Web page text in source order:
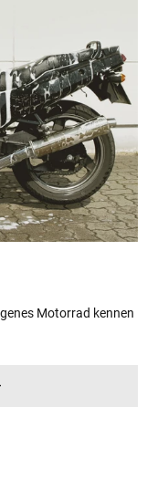
Motorrad kennen